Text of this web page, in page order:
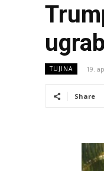
TUJINA 19.
Share